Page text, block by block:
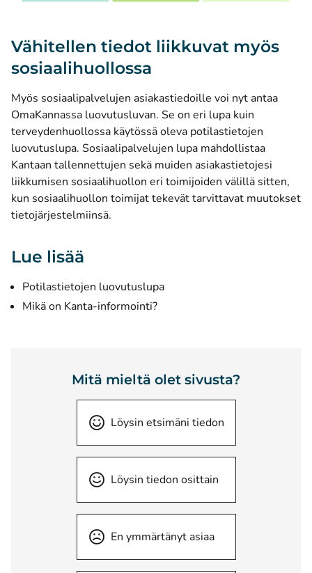
Vähitellen tiedot liikkuvat myös
sosiaalihuollossa
Myös sosiaalipalvelujen asiakastiedoille voi nyt antaa
OmaKannassa luovutusluvan. Se on eri lupa kuin
terveydenhuollossa käytössä oleva potilastietojen
luovutuslupa. Sosiaalipalvelujen lupa mahdollistaa
Kantaan tallennettujen sekä muiden asiakastietojesi
liikkumisen sosiaalihuollon eri toimijoiden välillä sitten,
kun sosiaalihuollon toimijat tekevät tarvittavat muutokset
tietojärjestelmiinsä.
Lue lisää
Potilastietojen luovutuslupa
Mikä on Kanta-informointi?
Mitä mieltä olet sivusta?
Löysin etsimäni tiedon
Löysin tiedon osittain
En ymmärtänyt asiaa